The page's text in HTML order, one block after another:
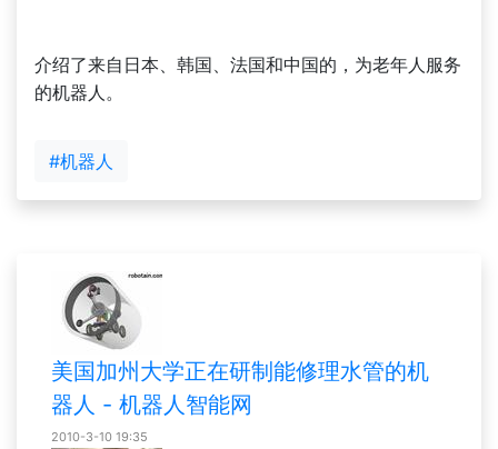
介绍了来自日本、韩国、法国和中国的，为老年人服务
的机器人。
#机器人
美国加州大学正在研制能修理水管的机
器人 - 机器人智能网
2010-3-10 19:35